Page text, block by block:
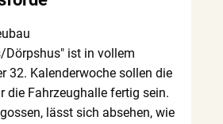
Dörpshus" ist in vollem
32. Kalenderwoche sollen die
die Fahrzeughalle fertig sein.
lässt sich absehen, wie